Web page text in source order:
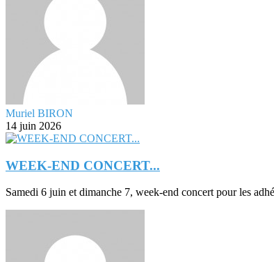
Muriel BIRON
14 juin 2026
WEEK-END CONCERT...
Samedi 6 juin et dimanche 7, week-end concert pour les